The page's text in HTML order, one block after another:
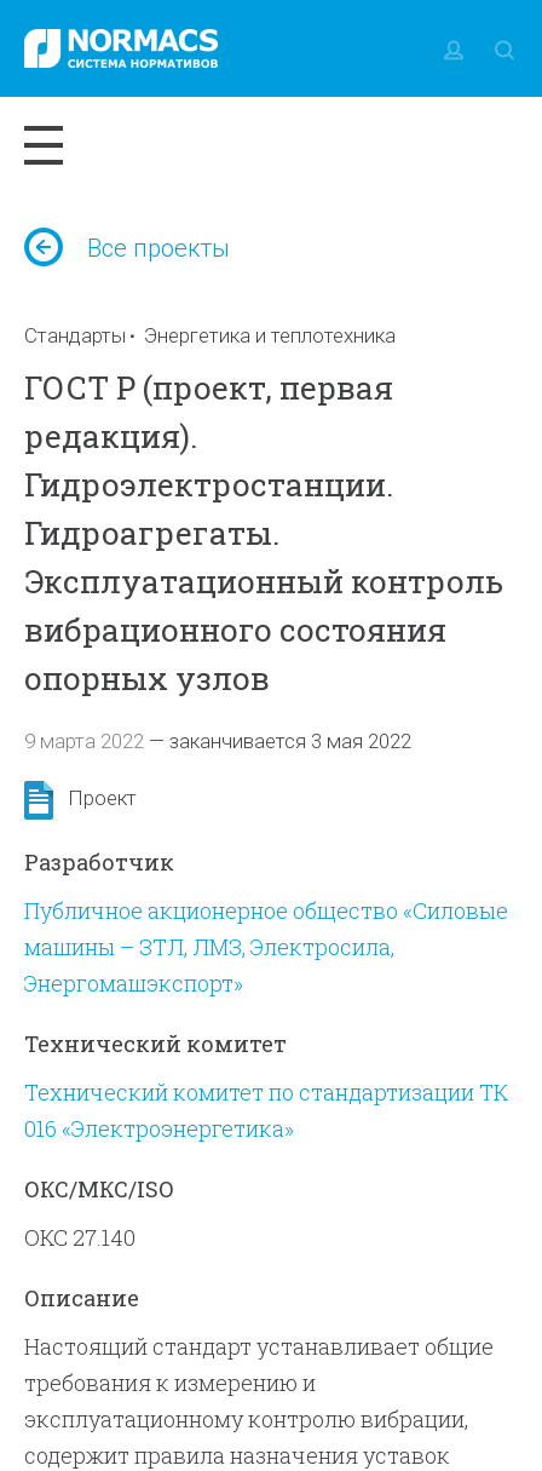
Все проекты
Стандарты Энергетика и теплотехника
ГОСТ Р (проект, первая
редакция).
Гидроэлектростанции.
Гидроагрегаты.
Эксплуатационный контроль
вибрационного состояния
опорных узлов
9 марта 2022 —заканчивается 3 мая 2022
Проект
Разработчик
Публичное акционерное общество «Силовые
машины – ЗТЛ, ЛМЗ, Электросила,
Энергомашэкспорт»
Технический комитет
Технический комитет по стандартизации ТК
016 «Электроэнергетика»
ОКС/МКС/ISO
ОКС 27.140
Описание
Настоящий стандарт устанавливает общие
требования к измерению и
эксплуатационному контролю вибрации,
содержит правила назначения уставок